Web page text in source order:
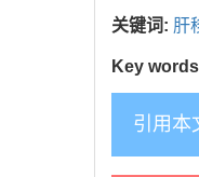
关键词: 肝
Key
引用本